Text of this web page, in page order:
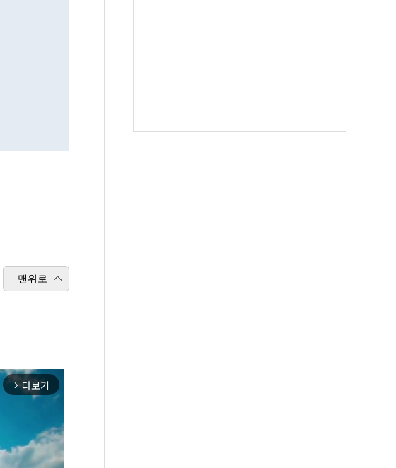
맨위로
arrow_forward_ios 더보기